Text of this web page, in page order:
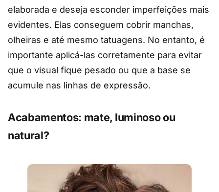
elaborada e deseja esconder imperfeições mais
evidentes. Elas conseguem cobrir manchas,
olheiras e até mesmo tatuagens. No entanto, é
importante aplicá-las corretamente para evitar
que o visual fique pesado ou que a base se
acumule nas linhas de expressão.
Acabamentos: mate, luminoso ou
natural?